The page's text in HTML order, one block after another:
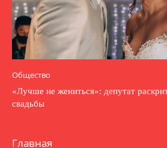
Общество
«Лучше не жениться»: депутат
свадьбы
Главная